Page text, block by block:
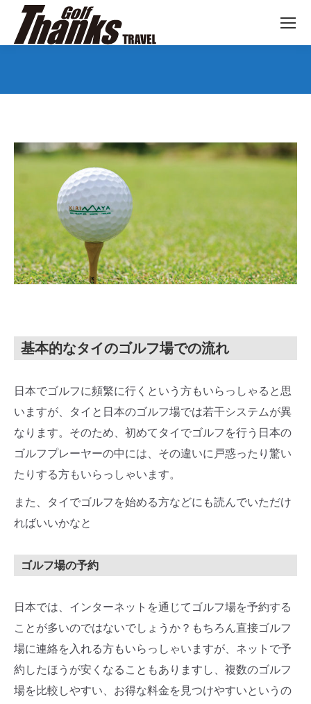
基本的なタイのゴルフ場での流れ
日本でゴルフに頻繁に行くという方もいらっしゃると思
いますが、タイと日本のゴルフ場では若干システムが異
なります。そのため、初めてタイでゴルフを行う日本の
ゴルフプレーヤーの中には、その違いに戸惑ったり驚い
たりする方もいらっしゃいます。
また、タイでゴルフを始める方などにも読んでいただけ
ればいいかなと
ゴルフ場の予約
日本では、インターネットを通じてゴルフ場を予約する
ことが多いのではないでしょうか？もちろん直接ゴルフ
場に連絡を入れる方もいらっしゃいますが、ネットで予
約したほうが安くなることもありますし、複数のゴルフ
場を比較しやすい、お得な料金を見つけやすいというの